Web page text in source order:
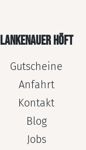
LANKENAUER HÖFT
Gutscheine
Anfahrt
Kontakt
Blog
Jobs